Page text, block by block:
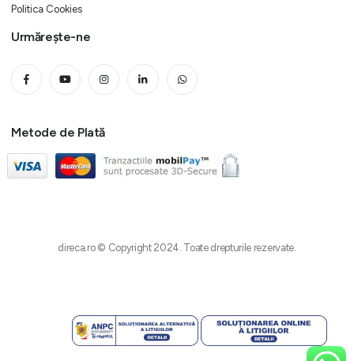
Politica Cookies
Urmărește-ne
Metode de Plată
direca.ro © Copyright 2024. Toate drepturile rezervate.